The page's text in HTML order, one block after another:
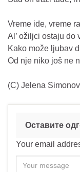
Vreme ide, vreme
Al’ ožiljci ostaju do
Kako može ljubav
Od nje niko još ne
(C) Jelena
Оставите
Your email